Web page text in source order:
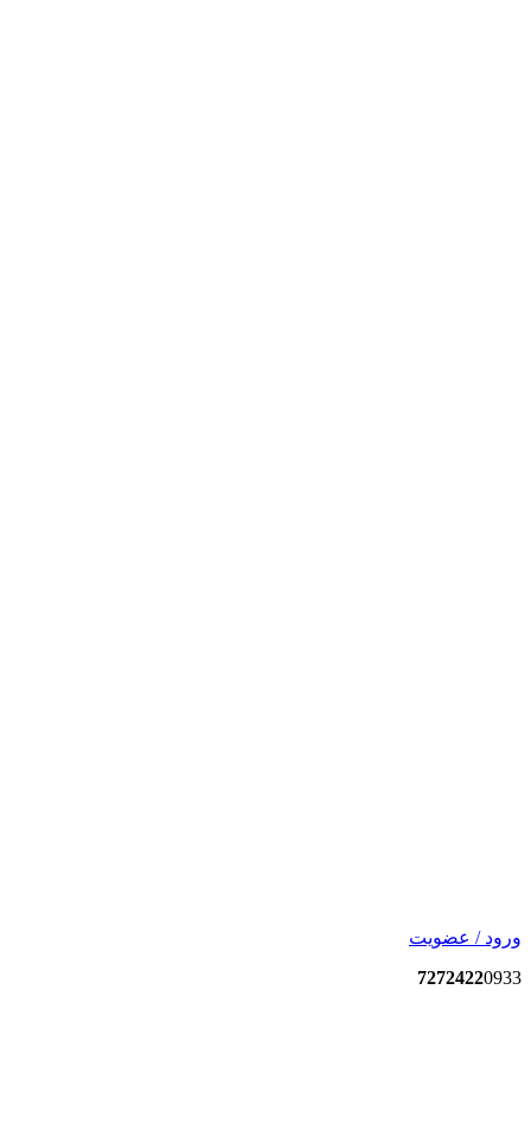
ورود / عضویت
72724220933